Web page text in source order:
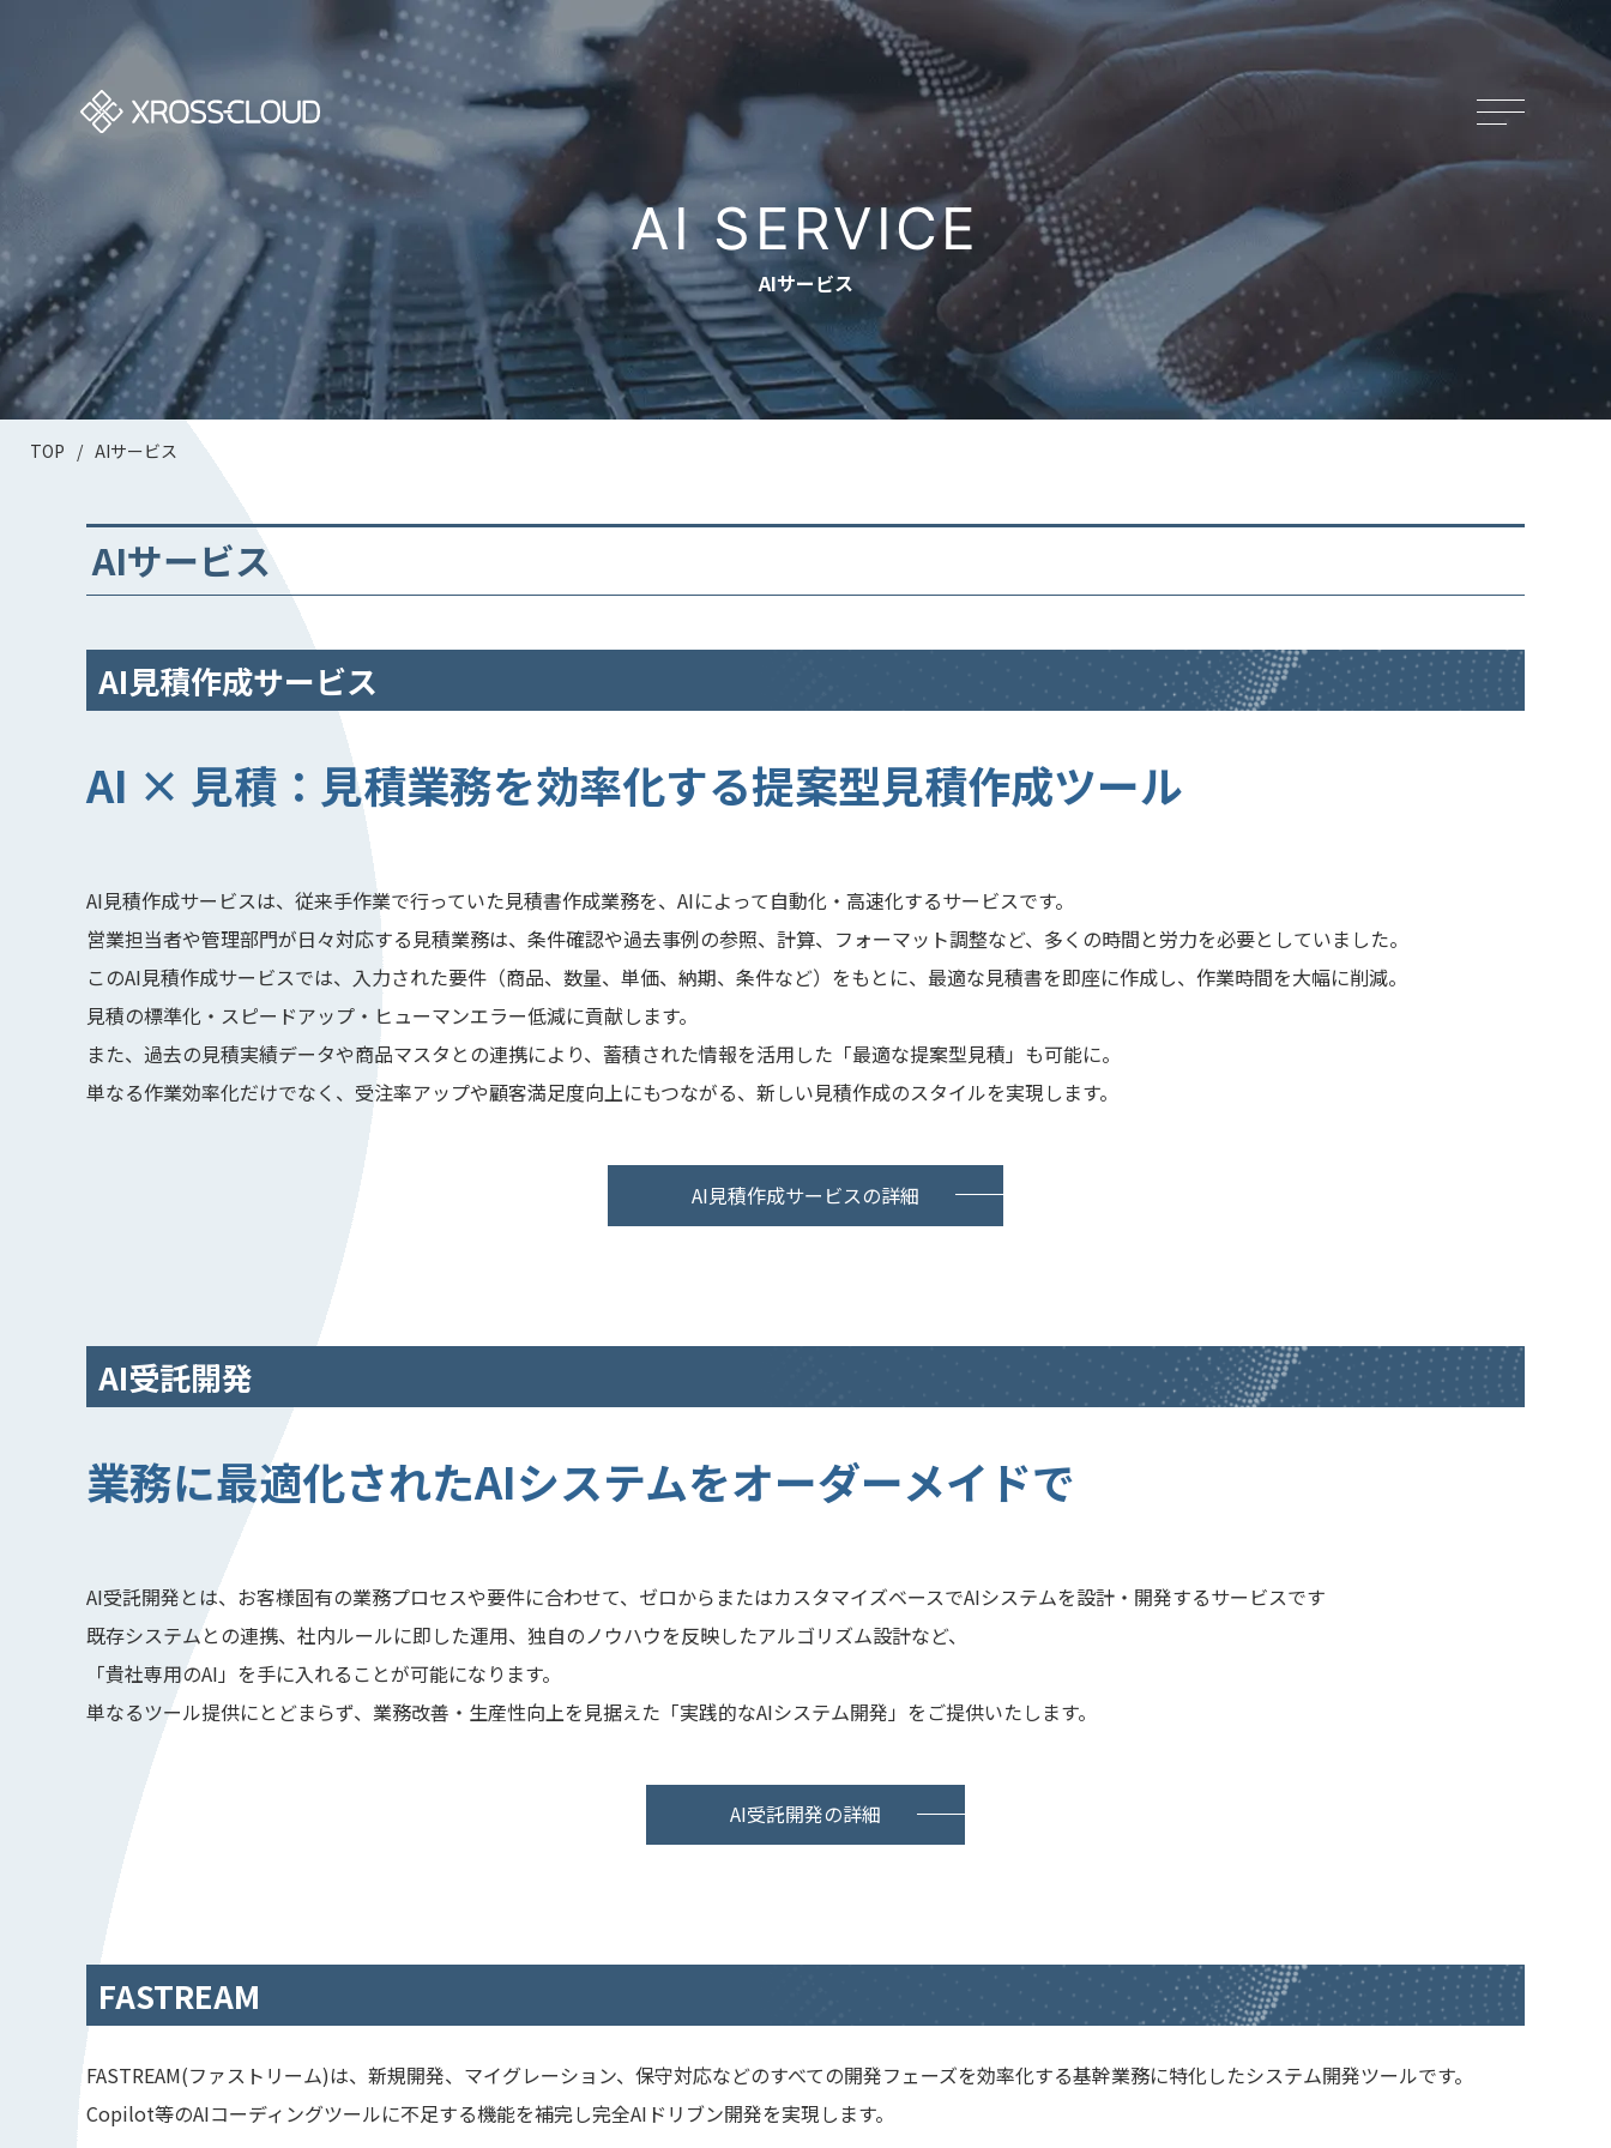
AI SERVICE
AIサービス
TOP / AIサービス
AIサービス
AI見積作成サービス
AI × 見積：見積業務を効率化する提案型見積作成ツール
AI見積作成サービスは、従来手作業で行っていた見積書作成業務を、AIによって自動化・高速化するサービスです。
営業担当者や管理部門が日々対応する見積業務は、条件確認や過去事例の参照、計算、フォーマット調整など、多くの時間と労力を必要としていました。
このAI見積作成サービスでは、入力された要件（商品、数量、単価、納期、条件など）をもとに、最適な見積書を即座に作成し、作業時間を大幅に削減。
見積の標準化・スピードアップ・ヒューマンエラー低減に貢献します。
また、過去の見積実績データや商品マスタとの連携により、蓄積された情報を活用した「最適な提案型見積」も可能に。
単なる作業効率化だけでなく、受注率アップや顧客満足度向上にもつながる、新しい見積作成のスタイルを実現します。
AI見積作成サービスの詳細
AI受託開発
業務に最適化されたAIシステムをオーダーメイドで
AI受託開発とは、お客様固有の業務プロセスや要件に合わせて、ゼロからまたはカスタマイズベースでAIシステムを設計・開発するサービスです
既存システムとの連携、社内ルールに即した運用、独自のノウハウを反映したアルゴリズム設計など、
「貴社専用のAI」を手に入れることが可能になります。
単なるツール提供にとどまらず、業務改善・生産性向上を見据えた「実践的なAIシステム開発」をご提供いたします。
AI受託開発の詳細
FASTREAM
FASTREAM(ファストリーム)は、新規開発、マイグレーション、保守対応などのすべての開発フェーズを効率化する基幹業務に特化したシステム開発ツールです。
Copilot等のAIコーディングツールに不足する機能を補完し完全AIドリブン開発を実現します。